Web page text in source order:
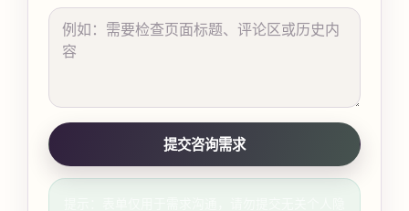
提交咨询需求